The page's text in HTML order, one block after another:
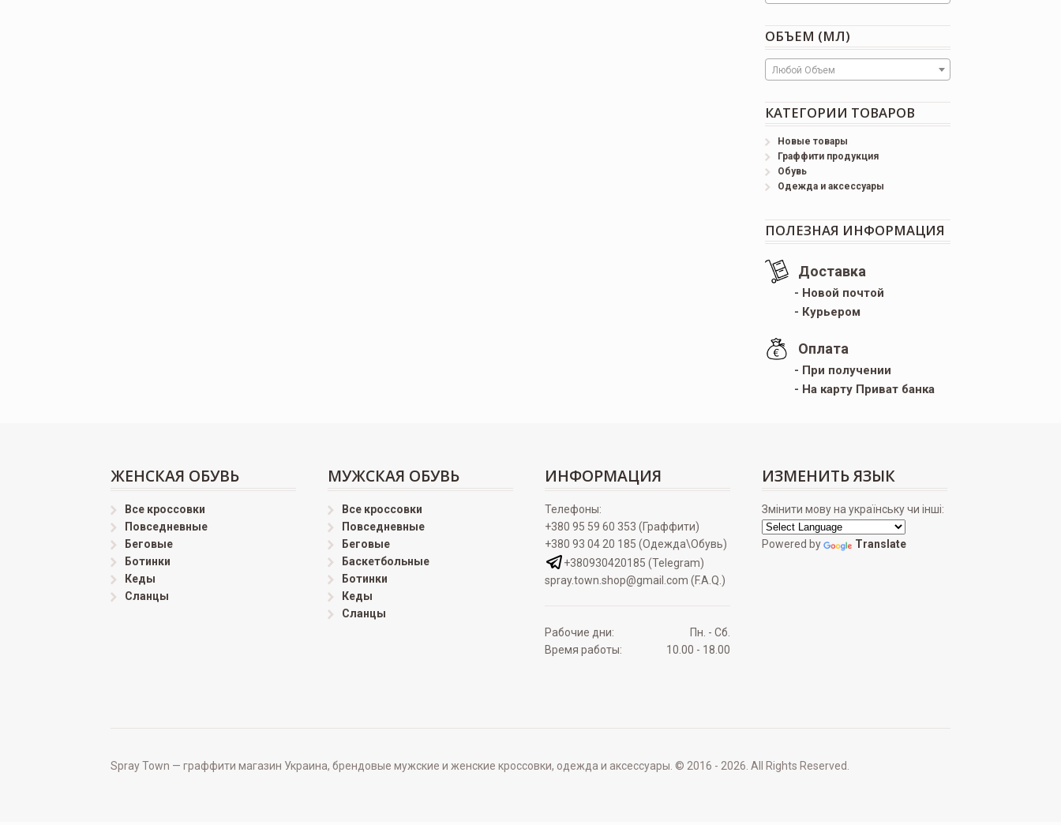
ОБЪЕМ (МЛ)
Любой Объем
КАТЕГОРИИ ТОВАРОВ
Новые товары
Граффити продукция
Обувь
Одежда и аксессуары
ПОЛЕЗНАЯ ИНФОРМАЦИЯ
Доставка
- Новой почтой
- Курьером
Оплата
- При получении
- На карту Приват банка
ЖЕНСКАЯ ОБУВЬ
Все кроссовки
Повседневные
Беговые
Ботинки
Кеды
Сланцы
МУЖСКАЯ ОБУВЬ
Все кроссовки
Повседневные
Беговые
Баскетбольные
Ботинки
Кеды
Сланцы
ИНФОРМАЦИЯ
Телефоны:
+380 95 59 60 353 (Граффити)
+380 93 04 20 185 (Одежда\Обувь)
+380930420185 (Telegram)
spray.town.shop@gmail.com (F.A.Q.)
Рабочие дни:
Пн. - Сб.
Время работы:
10.00 - 18.00
ИЗМЕНИТЬ ЯЗЫК
Змінити мову на українську чи інші:
Powered by Translate
Spray Town — граффити магазин Украина, брендовые мужские и женские кроссовки, одежда и аксессуары. © 2016 - 2026. All Rights Reserved.